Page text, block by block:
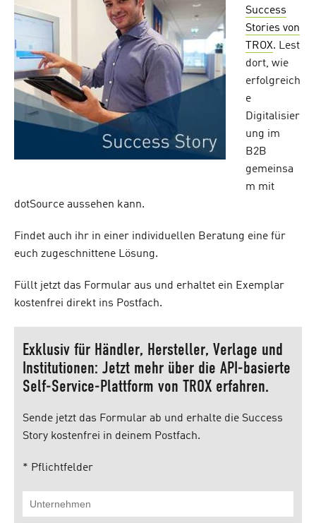
Success
Stories von
TROX. Lest
dort, wie
erfolgreich
e
Digitalisier
ung im
B2B
gemeinsa
m mit
dotSource aussehen kann.
Findet auch ihr in einer individuellen Beratung eine für
euch zugeschnittene Lösung.
Füllt jetzt das Formular aus und erhaltet ein Exemplar
kostenfrei direkt ins Postfach.